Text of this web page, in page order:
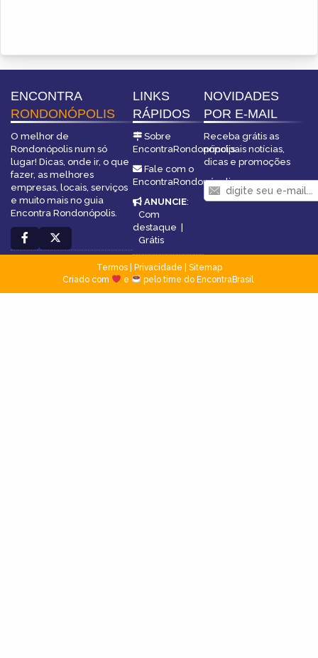
ENCONTRA
RONDONÓPOLIS
O melhor de
Rondonópolis num só
lugar! Dicas, onde ir, o que
fazer, as melhores
empresas, locais, serviços
e muito mais no guia
Encontra Rondonópolis.
LINKS
RÁPIDOS
Sobre
EncontraRondonópolis
Fale com o
EncontraRondonópolis
ANUNCIE:
Com
destaque
Grátis
NOVIDADES
POR E-MAIL
Receba grátis as
principais notícias,
dicas e promoções
Termos| Privacidade
Sitemap
Criado com
e pelo time do EncontraBrasil